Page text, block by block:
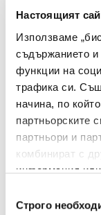
Настоящият
Използваме
съдържанието
функции на
трафика си.
начина, по
партньорските
партньори и
комбинират с
информация или
наСтрого
на https://
споделете в: